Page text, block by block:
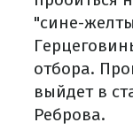
"сине-
отбора.
выйдет в
Реброва.